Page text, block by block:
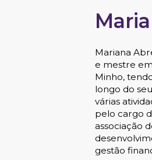
Mariana
e mestre
Minho,
longo do
várias
pelo cargo
associação
gestão